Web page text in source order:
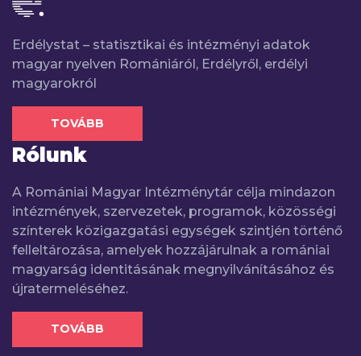
Erdélystat – statisztikai és intézményi adatok
magyar nyelven Romániáról, Erdélyről, erdélyi
magyarokról
TOVÁBB
Rólunk
A Romániai Magyar Intézménytár célja mindazon
intézmények, szervezetek, programok, közösségi
színterek közigazgatási egységek szintjén történő
felleltározása, amelyek hozzájárulnak a romániai
magyarság identitásának megnyilvánításához és
újratermeléséhez.
TOVÁBB